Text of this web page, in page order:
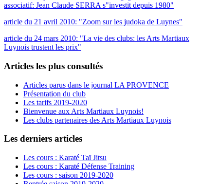
associatif: Jean Claude SERRA s"investit depuis 1980"
article du 21 avril 2010: "Zoom sur les judoka de Luynes"
article du 24 mars 2010: "La vie des clubs: les Arts Martiaux
Luynois trustent les prix"
Articles les plus consultés
Articles parus dans le journal LA PROVENCE
Présentation du club
Les tarifs 2019-2020
Bienvenue aux Arts Martiaux Luynois!
Les clubs partenaires des Arts Martiaux Luynois
Les derniers articles
Les cours : Karaté Taï Jitsu
Les cours : Karaté Défense Training
Les cours : saison 2019-2020